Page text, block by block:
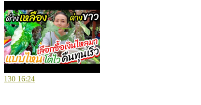
130 16:24